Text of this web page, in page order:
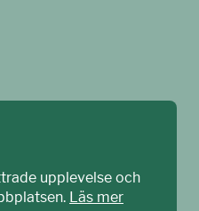
upplevelse och
Läs mer